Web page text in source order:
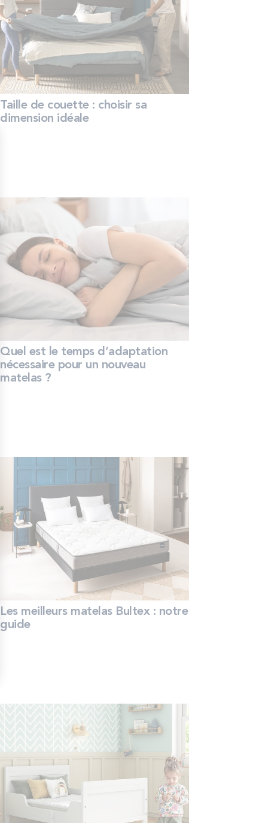
Taille de couette : choisir sa
dimension idéale
Quel est le temps d’adaptation
nécessaire pour un nouveau
matelas ?
Les meilleurs matelas Bultex : notre
guide